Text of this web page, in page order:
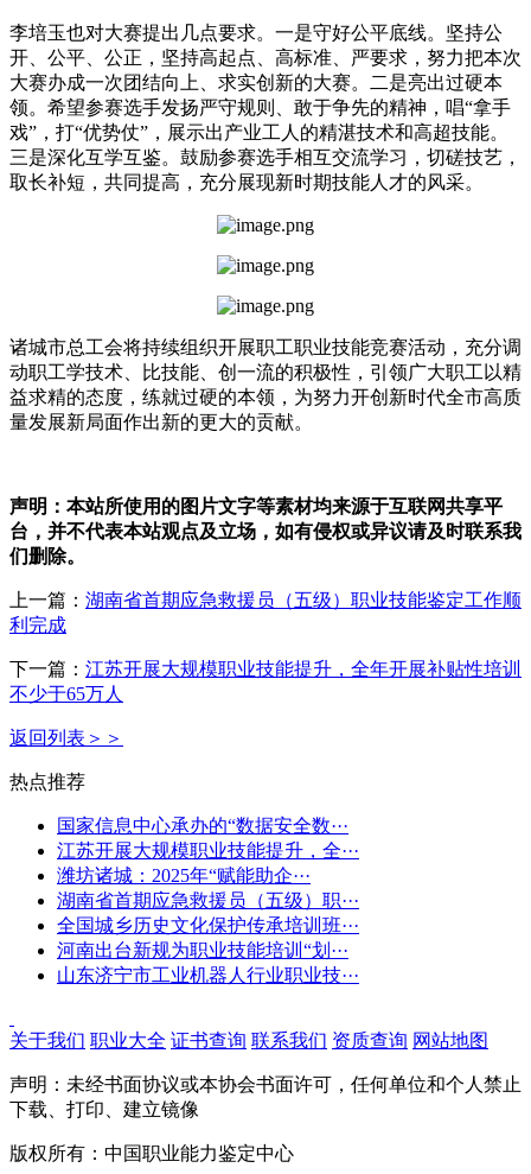
李培玉也对大赛提出几点要求。一是守好公平底线。坚持公
开、公平、公正，坚持高起点、高标准、严要求，努力把本次
大赛办成一次团结向上、求实创新的大赛。二是亮出过硬本
领。希望参赛选手发扬严守规则、敢于争先的精神，唱“拿手
戏”，打“优势仗”，展示出产业工人的精湛技术和高超技能。
三是深化互学互鉴。鼓励参赛选手相互交流学习，切磋技艺，
取长补短，共同提高，充分展现新时期技能人才的风采。
诸城市总工会将持续组织开展职工职业技能竞赛活动，充分调
动职工学技术、比技能、创一流的积极性，引领广大职工以精
益求精的态度，练就过硬的本领，为努力开创新时代全市高质
量发展新局面作出新的更大的贡献。
声明：本站所使用的图片文字等素材均来源于互联网共享平
台，并不代表本站观点及立场，如有侵权或异议请及时联系我
们删除。
上一篇： 湖南省首期应急救援员（五级）职业技能鉴定工作顺
利完成
下一篇： 江苏开展大规模职业技能提升，全年开展补贴性培训
不少于65万人
返回列表＞＞
热点推荐
国家信息中心承办的“数据安全数···
江苏开展大规模职业技能提升，全···
潍坊诸城：2025年“赋能助企···
湖南省首期应急救援员（五级）职···
全国城乡历史文化保护传承培训班···
河南出台新规为职业技能培训“划···
山东济宁市工业机器人行业职业技···
关于我们 职业大全 证书查询 联系我们 资质查询 网站地图
声明：未经书面协议或本协会书面许可，任何单位和个人禁止
下载、打印、建立镜像
版权所有：中国职业能力鉴定中心